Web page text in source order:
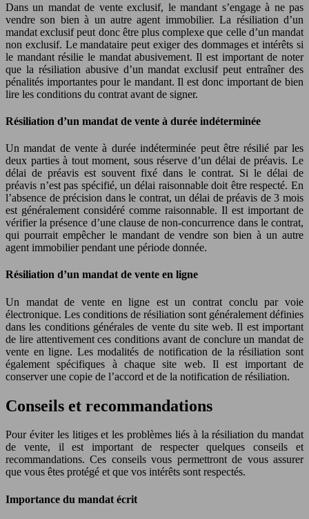
Dans un mandat de vente exclusif, le mandant s’engage à ne pas
vendre son bien à un autre agent immobilier. La résiliation d’un
mandat exclusif peut donc être plus complexe que celle d’un mandat
non exclusif. Le mandataire peut exiger des dommages et intérêts si
le mandant résilie le mandat abusivement. Il est important de noter
que la résiliation abusive d’un mandat exclusif peut entraîner des
pénalités importantes pour le mandant. Il est donc important de bien
lire les conditions du contrat avant de signer.
Résiliation d’un mandat de vente à durée indéterminée
Un mandat de vente à durée indéterminée peut être résilié par les
deux parties à tout moment, sous réserve d’un délai de préavis. Le
délai de préavis est souvent fixé dans le contrat. Si le délai de
préavis n’est pas spécifié, un délai raisonnable doit être respecté. En
l’absence de précision dans le contrat, un délai de préavis de 3 mois
est généralement considéré comme raisonnable. Il est important de
vérifier la présence d’une clause de non-concurrence dans le contrat,
qui pourrait empêcher le mandant de vendre son bien à un autre
agent immobilier pendant une période donnée.
Résiliation d’un mandat de vente en ligne
Un mandat de vente en ligne est un contrat conclu par voie
électronique. Les conditions de résiliation sont généralement définies
dans les conditions générales de vente du site web. Il est important
de lire attentivement ces conditions avant de conclure un mandat de
vente en ligne. Les modalités de notification de la résiliation sont
également spécifiques à chaque site web. Il est important de
conserver une copie de l’accord et de la notification de résiliation.
Conseils et recommandations
Pour éviter les litiges et les problèmes liés à la résiliation du mandat
de vente, il est important de respecter quelques conseils et
recommandations. Ces conseils vous permettront de vous assurer
que vous êtes protégé et que vos intérêts sont respectés.
Importance du mandat écrit